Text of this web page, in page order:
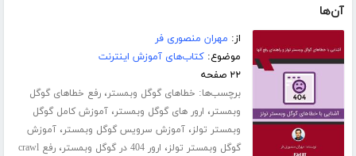
آن‌ها
از: مهران منصوری فر
موضوع:کتاب‌های آموزش اینترنت
۲۲ صفحه
برچسب‌ها: خطاهای گوگل وبمستر،رفع خطاهای گوگل
وبمستر، ارور های گوگل وبمستر،آموزش کامل گوگل
وبمستر تولز،آموزش سرویس گوگل وبمستر،آموزش
گوگل وبمستر تولز، ارور 404 در گوگل وبمستر ،
رفع crawl